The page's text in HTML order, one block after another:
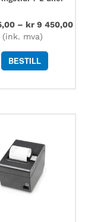
– kr 9 450,00
(ink. mva)
BESTILL